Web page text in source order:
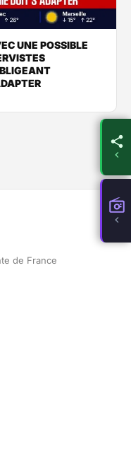
UNE POSSIBLE
de France